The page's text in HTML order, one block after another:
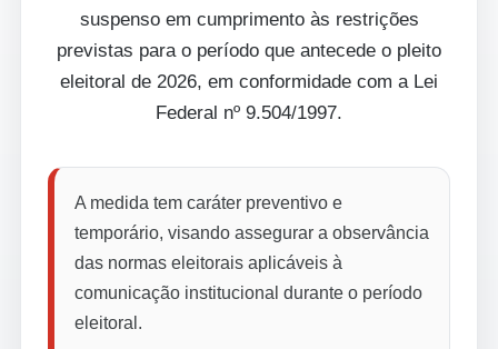
suspenso em cumprimento às restrições
previstas para o período que antecede o pleito
eleitoral de 2026, em conformidade com a Lei
Federal nº 9.504/1997.
A medida tem caráter preventivo e
temporário, visando assegurar a observância
das normas eleitorais aplicáveis à
comunicação institucional durante o período
eleitoral.